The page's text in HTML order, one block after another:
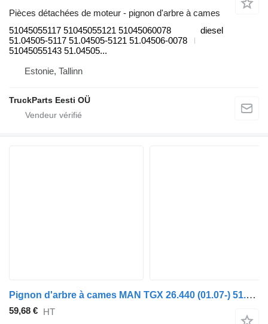
Pièces détachées de moteur - pignon d'arbre à cames
51045055117 51045055121 51045060078
51.04505-5117 51.04505-5121 51.04506-0078
51045055143 51.04505...
diesel
Estonie, Tallinn
TruckParts Eesti OÜ
Pignon d'arbre à cames MAN TGX 26.440 (01.07-) 51.11306-5007 pour tracteur routier MAN TGL, TGM, TGS, TGX (2005-2021)
59,68 € HT